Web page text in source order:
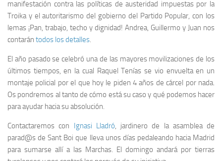
manifestación contra las políticas de austeridad impuestas por la
Troika y el autoritarismo del gobierno del Partido Popular, con los
lemas ¡Pan, trabajo, techo y dignidad! Andrea, Guillermo y Juan nos
contarán todos los detalles
El año pasado se celebró una de las mayores movilizaciones de los
últimos tiempos, en la cual Raquel Tenías se vio envuelta en un
montaje policial por el que hoy le piden 4 años de cárcel por nada.
Os pondremos al tanto de cómo está su caso y qué podemos hacer
para ayudar hacia su absolución.
Contactaremos con Ignasi Lladró , jardinero de la asamblea de
parad@s de Sant Boi que lleva unos días pedaleando hacia Madrid
para sumarse allí a las Marchas. El domingo andará por tierras